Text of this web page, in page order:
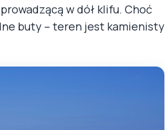
w dół klifu. Choć
buty – teren jest kamienisty